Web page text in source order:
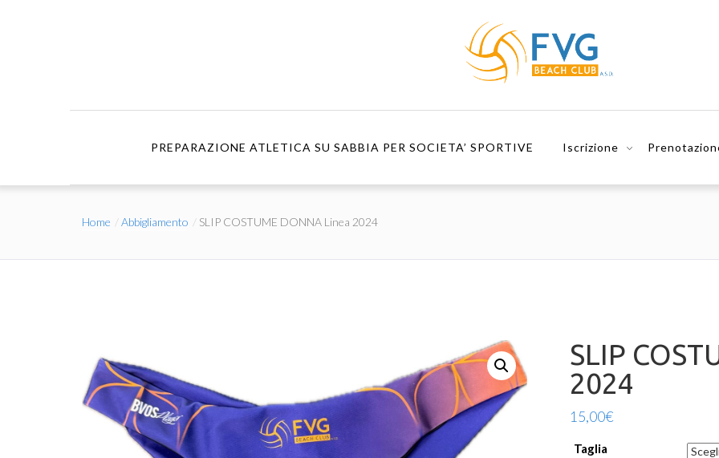
PREPARAZIONE ATLETICA SU SABBIA PER SOCIETA’ SPORTIVE Iscrizione
Home Abbigliamento SLIP COSTUME DONNA Linea 2024
SLIP
2024
15,00€
Taglia